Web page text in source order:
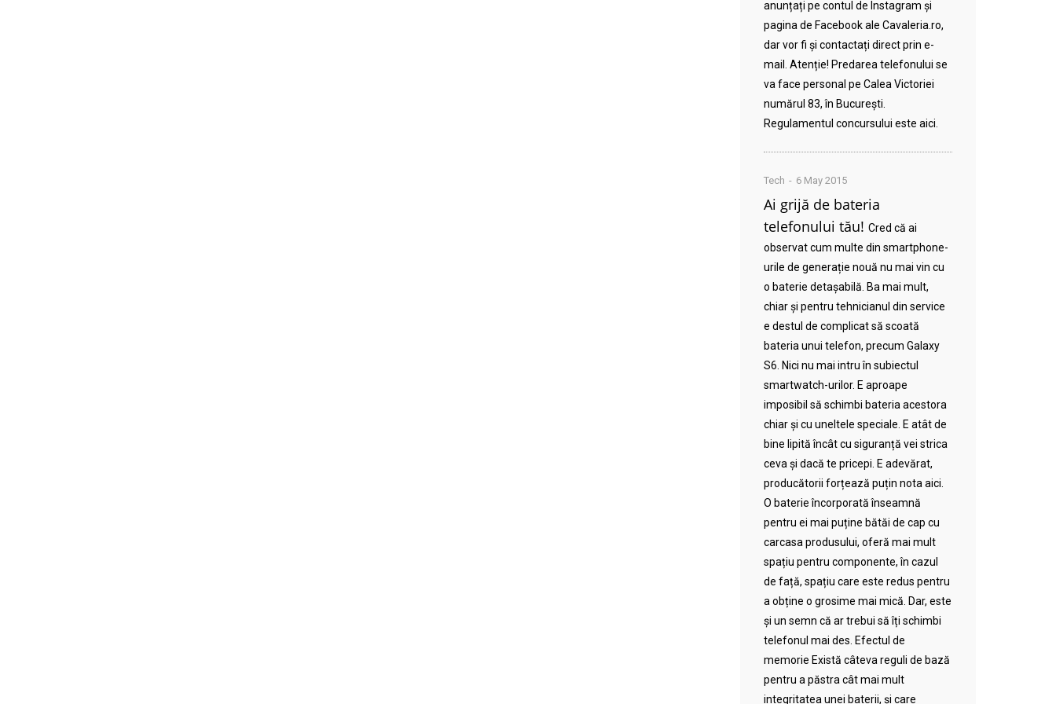
anunțați pe contul de Instagram și
pagina de Facebook ale Cavaleria.ro,
dar vor fi și contactați direct prin e-
mail. Atenție! Predarea telefonului se
va face personal pe Calea Victoriei
numărul 83, în București.
Regulamentul concursului este aici.
Tech 6 May 2015
Ai grijă de bateria
telefonului tău! Cred că ai
observat cum multe din smartphone-
urile de generație nouă nu mai vin cu
o baterie detașabilă. Ba mai mult,
chiar și pentru tehnicianul din service
e destul de complicat să scoată
bateria unui telefon, precum Galaxy
S6. Nici nu mai intru în subiectul
smartwatch-urilor. E aproape
imposibil să schimbi bateria acestora
chiar și cu uneltele speciale. E atât de
bine lipită încât cu siguranță vei strica
ceva și dacă te pricepi. E adevărat,
producătorii forțează puțin nota aici.
O baterie încorporată înseamnă
pentru ei mai puține bătăi de cap cu
carcasa produsului, oferă mai mult
spațiu pentru componente, în cazul
de față, spațiu care este redus pentru
a obține o grosime mai mică. Dar, este
și un semn că ar trebui să îți schimbi
telefonul mai des. Efectul de
memorie Există câteva reguli de bază
pentru a păstra cât mai mult
integritatea unei baterii, și care